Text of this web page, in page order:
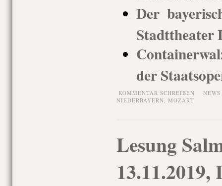
Der
Stadttheater
der
KOMMENTAR SCHREIBEN
NEWS
NIEDERBAYERN, MOZART
Lesung